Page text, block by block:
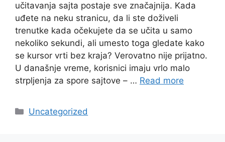
učitavanja sajta postaje sve značajnija. Kada
uđete na neku stranicu, da li ste doživeli
trenutke kada očekujete da se učita u samo
nekoliko sekundi, ali umesto toga gledate kako
se kursor vrti bez kraja? Verovatno nije prijatno.
U današnje vreme, korisnici imaju vrlo malo
strpljenja za spore sajtove – … Read more
Categories
Uncategorized